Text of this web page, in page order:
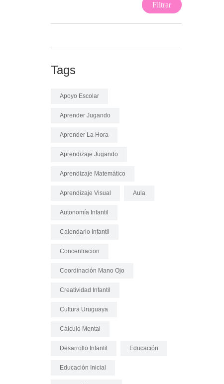
Filtrar
Tags
Apoyo Escolar
Aprender Jugando
Aprender La Hora
Aprendizaje Jugando
Aprendizaje Matemático
Aprendizaje Visual Aula
Autonomía Infantil
Calendario Infantil
Concentracion
Coordinación Mano Ojo
Creatividad Infantil
Cultura Uruguaya
Cálculo Mental
Desarrollo Infantil Educación
Educación Inicial